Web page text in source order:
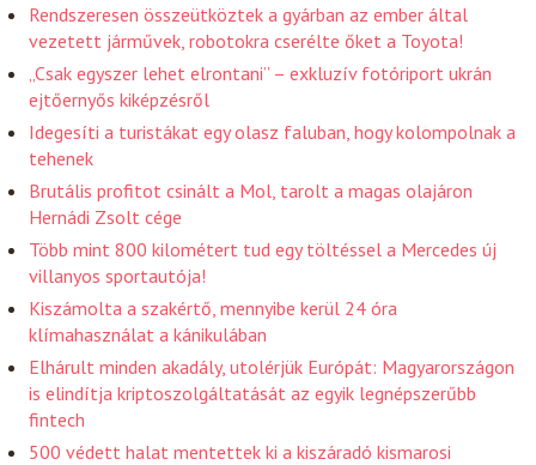
Rendszeresen összeütköztek a gyárban az ember által
vezetett járművek, robotokra cserélte őket a Toyota!
„Csak egyszer lehet elrontani” – exkluzív fotóriport ukrán
ejtőernyős kiképzésről
Idegesíti a turistákat egy olasz faluban, hogy kolompolnak a
tehenek
Brutális profitot csinált a Mol, tarolt a magas olajáron
Hernádi Zsolt cége
Több mint 800 kilométert tud egy töltéssel a Mercedes új
villanyos sportautója!
Kiszámolta a szakértő, mennyibe kerül 24 óra
klímahasználat a kánikulában
Elhárult minden akadály, utolérjük Európát: Magyarországon
is elindítja kriptoszolgáltatását az egyik legnépszerűbb
fintech
500 védett halat mentettek ki a kiszáradó kismarosi